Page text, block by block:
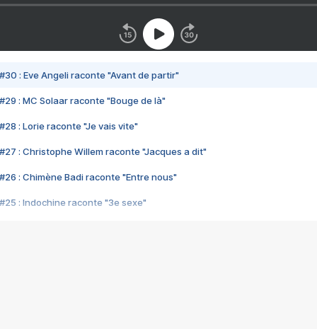
#30 : Eve Angeli raconte "Avant de partir"
#29 : MC Solaar raconte "Bouge de là"
#28 : Lorie raconte "Je vais vite"
#27 : Christophe Willem raconte "Jacques a dit"
#26 : Chimène Badi raconte "Entre nous"
#25 : Indochine raconte "3e sexe"